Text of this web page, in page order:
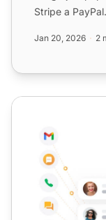
Stripe a
Jan 20, 2026 2
Najlepší software